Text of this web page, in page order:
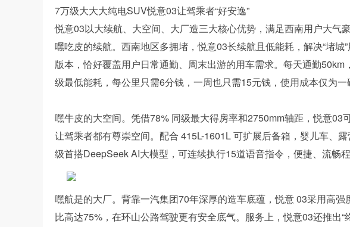
7万级大大大纯电SUV悦意03让驾乘者“好安逸”
悦意03以大续航、大空间、大厂造三大核心优势，满足西南用户大气
嘿吃皮的续航。西南地区多拥堵，悦意03长续航且低能耗，解决“堵
版本，恰好覆盖用户日常通勤、周末出游的用车需求。每天通勤
级最低能耗，每公里只需6分钱，一周也只需15元钱，使用成本仅为一
嘿牛皮的大空间。凭借78% 同级最大得房率和2750mm轴距，悦意03
让驾乘者都有尊崇空间。配合 415L-1601L 可扩展后备箱，婴儿车、
级首搭DeepSeek AI大模型，可连续执行15道语音指令，便捷、流畅程
嘿航是的大厂。背靠一汽集团70年深厚的造车底蕴，悦意 03采用高
比高达75%，在环山公路驾驶更有安全底气。服务上，悦意03还推出